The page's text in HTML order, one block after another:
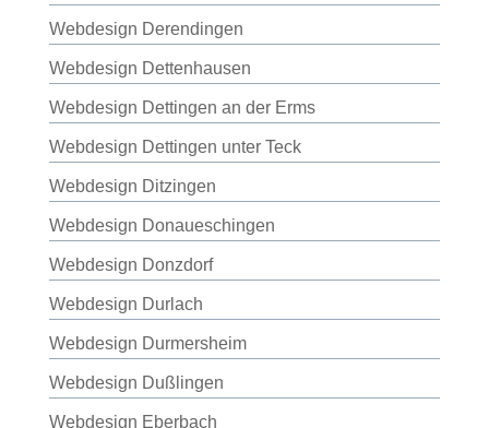
Webdesign Derendingen
Webdesign Dettenhausen
Webdesign Dettingen an der Erms
Webdesign Dettingen unter Teck
Webdesign Ditzingen
Webdesign Donaueschingen
Webdesign Donzdorf
Webdesign Durlach
Webdesign Durmersheim
Webdesign Dußlingen
Webdesign Eberbach